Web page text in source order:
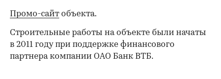
Промо-сайт объекта.
Строительные работы на объекте были начаты
в 2011 году при поддержке финансового
партнера компании ОАО Банк ВТБ.